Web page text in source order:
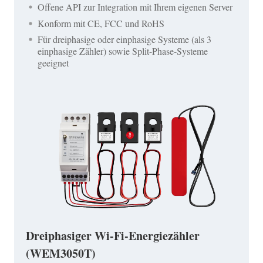
Offene API zur Integration mit Ihrem eigenen Server
Konform mit CE, FCC und RoHS
Für dreiphasige oder einphasige Systeme (als 3
einphasige Zähler) sowie Split-Phase-Systeme
geeignet
Dreiphasiger Wi-Fi-Energiezähler
(WEM3050T)